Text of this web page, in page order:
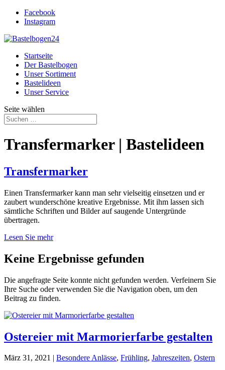
Facebook
Instagram
Startseite
Der Bastelbogen
Unser Sortiment
Bastelideen
Unser Service
Seite wählen
Transfermarker | Bastelideen
Transfermarker
Einen Transfermarker kann man sehr vielseitig einsetzen und er
zaubert wunderschöne kreative Ergebnisse. Mit ihm lassen sich
sämtliche Schriften und Bilder auf saugende Untergründe
übertragen.
Lesen Sie mehr
Keine Ergebnisse gefunden
Die angefragte Seite konnte nicht gefunden werden. Verfeinern Sie
Ihre Suche oder verwenden Sie die Navigation oben, um den
Beitrag zu finden.
Ostereier mit Marmorierfarbe gestalten
März 31, 2021 | Besondere Anlässe, Frühling, Jahreszeiten, Ostern